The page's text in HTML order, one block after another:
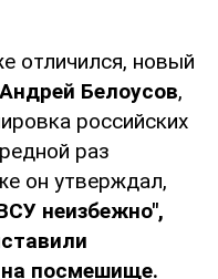
отличился, новый
Андрей Белоусов,
российских
раз
он утверждал,
неизбежно",
на посмешище.